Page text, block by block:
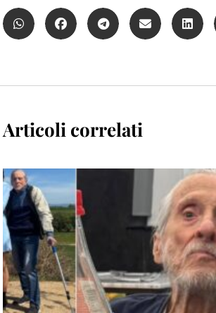
Articoli correlati